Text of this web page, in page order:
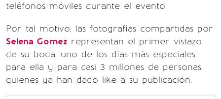
teléfonos móviles durante el evento.
Por tal motivo, las fotografías compartidas por
Selena Gomez representan el primer vistazo
de su boda, uno de los días más especiales
para ella y para casi 3 millones de personas,
quienes ya han dado like a su publicación.